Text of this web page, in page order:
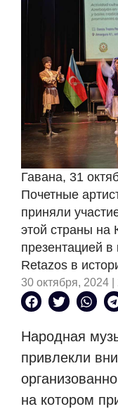
Гавана, 31
Почетные
приняли
этой страны на
презентацией
Retazos в
30 октября, 2024 |
Народная
привлекли
на котором